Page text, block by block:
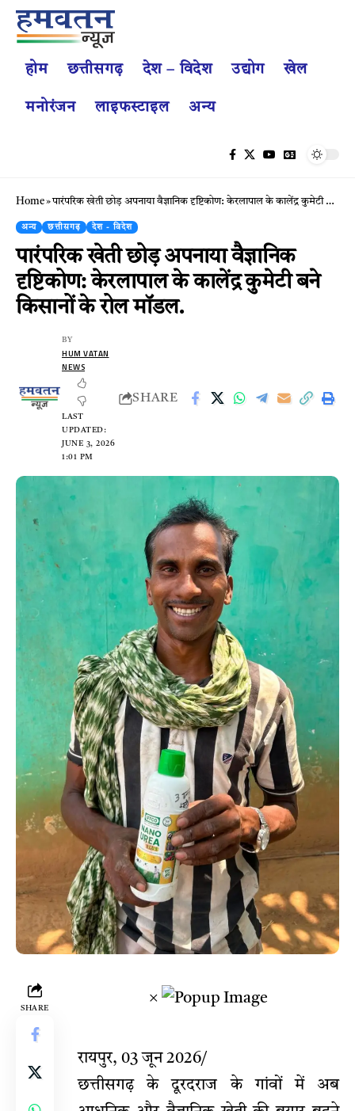
होम छत्तीसगढ़ देश – विदेश उद्योग खेल
मनोरंजन लाइफस्टाइल अन्य
Home»​पारंपरिक खेती छोड़ अपनाया वैज्ञानिक दृष्टिकोण: केरलापाल के कालेंद्र कुमेटी बने किसानों के रोल मॉडल.
अन्य छत्तीसगढ़ देश - विदेश
​पारंपरिक खेती छोड़ अपनाया वैज्ञानिक
दृष्टिकोण: केरलापाल के कालेंद्र कुमेटी बने
किसानों के रोल मॉडल.
LAST
UPDATED:
JUNE 3, 2026
1:01 PM
BY
HUM VATAN
NEWS
SHARE
SHARE
×
रायपुर, 03 जून 2026/
​छत्तीसगढ़ के दूरदराज के गांवों में अब